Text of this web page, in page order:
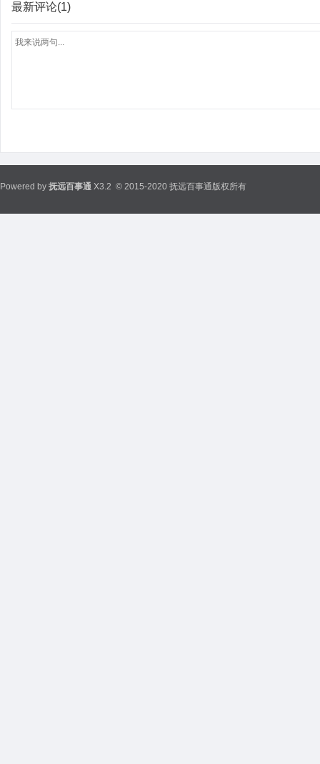
最新评论(1)
Powered by 抚远百事通 X3.2 © 2015-2020 抚远百事通版权所有